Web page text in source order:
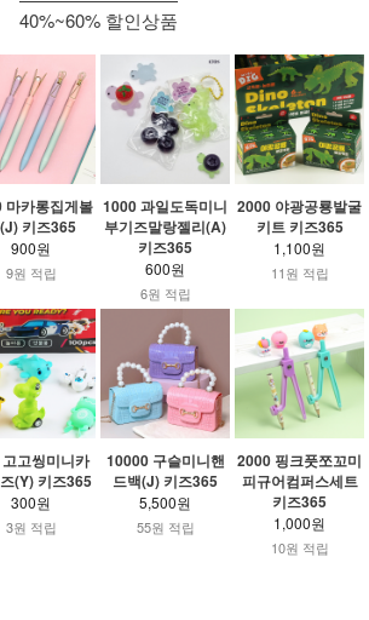
40%~60% 할인상품
마카롱집게볼
키즈365
900원
9원 적립
1000 과일도독미니
부기즈말랑젤리(A)
키즈365
600원
6원 적립
2000 야광공룡발굴
키트 키즈365
1,100원
11원 적립
고씽미니카
(Y) 키즈365
300원
3원 적립
10000 구슬미니핸
드백(J) 키즈365
5,500원
55원 적립
2000 핑크풋쪼꼬미
피규어컴퍼스세트
키즈365
1,000원
10원 적립